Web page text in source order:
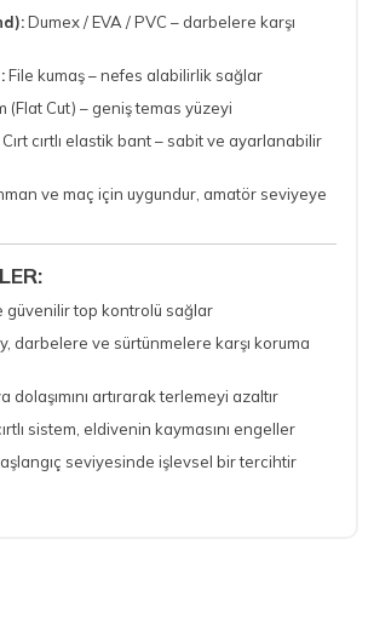
Dumex / EVA / PVC – darbelere karşı
File kumaş – nefes alabilirlik sağlar
(Flat Cut) – geniş temas yüzeyi
Cırt cırtlı elastik bant – sabit ve ayarlanabilir
ve maç için uygundur, amatör seviyeye
güvenilir top kontrolü sağlar
darbelere ve sürtünmelere karşı koruma
dolaşımını artırarak terlemeyi azaltır
sistem, eldivenin kaymasını engeller
seviyesinde işlevsel bir tercihtir